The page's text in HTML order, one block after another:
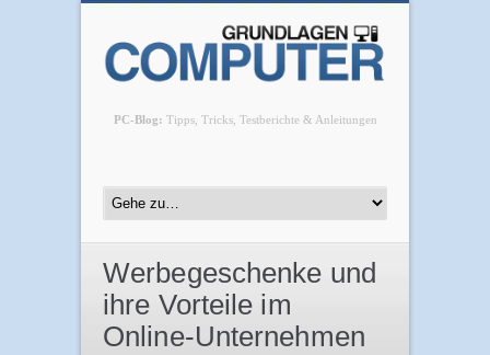
PC-Blog: Tipps, Tricks, Testberichte & Anleitungen
Werbegeschenke und
ihre Vorteile im
Online-Unternehmen